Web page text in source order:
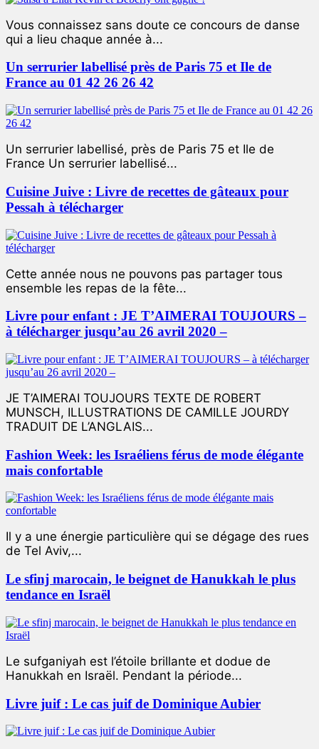
Vous connaissez sans doute ce concours de danse
qui a lieu chaque année à...
Un serrurier labellisé près de Paris 75 et Ile de
France au 01 42 26 26 42
Un serrurier labellisé, près de Paris 75 et Ile de
France Un serrurier labellisé...
Cuisine Juive : Livre de recettes de gâteaux pour
Pessah à télécharger
Cette année nous ne pouvons pas partager tous
ensemble les repas de la fête...
Livre pour enfant : JE T’AIMERAI TOUJOURS –
à télécharger jusqu’au 26 avril 2020 –
JE T’AIMERAI TOUJOURS TEXTE DE ROBERT
MUNSCH, ILLUSTRATIONS DE CAMILLE JOURDY
TRADUIT DE L’ANGLAIS...
Fashion Week: les Israéliens férus de mode élégante
mais confortable
Il y a une énergie particulière qui se dégage des rues
de Tel Aviv,...
Le sfinj marocain, le beignet de Hanukkah le plus
tendance en Israël
Le sufganiyah est l’étoile brillante et dodue de
Hanukkah en Israël. Pendant la période...
Livre juif : Le cas juif de Dominique Aubier